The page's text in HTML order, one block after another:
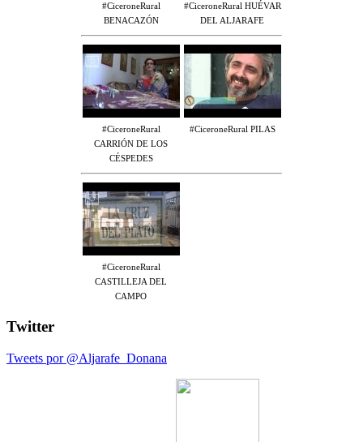
#CiceroneRural
BENACAZÓN
#CiceroneRural HUÉVAR
DEL ALJARAFE
#CiceroneRural
CARRIÓN DE LOS
CÉSPEDES
#CiceroneRural PILAS
#CiceroneRural
CASTILLEJA DEL
CAMPO
Twitter
Tweets por @Aljarafe_Donana